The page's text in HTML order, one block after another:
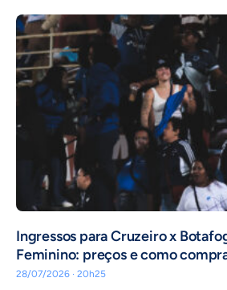
Ingressos para Cruzeiro x
Feminino: preços e como
28/07/2026 · 20h25